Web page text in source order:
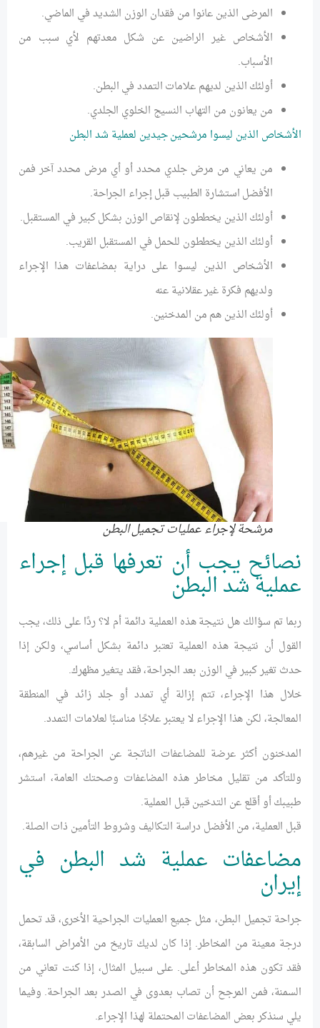
المرضى الذين عانوا من فقدان الوزن الشديد في الماضي.
الأشخاص غير الراضين عن شكل معدتهم لأي سبب من
الأسباب.
أولئك الذين لديهم علامات التمدد في البطن.
من يعانون من التهاب النسيج الخلوي الجلدي.
الأشخاص الذين ليسوا مرشحين جيدين لعملية شد البطن
من يعاني من مرض جلدي محدد أو أي مرض محدد آخر فمن
الأفضل استشارة الطبيب قبل إجراء الجراحة.
أولئك الذين يخططون لإنقاص الوزن بشكل كبير في المستقبل.
أولئك الذين يخططون للحمل في المستقبل القريب.
الأشخاص الذين ليسوا على دراية بمضاعفات هذا الإجراء
ولديهم فكرة غير عقلانية عنه
أولئك الذين هم من المدخنين.
مرشحة لإجراء عمليات تجميل البطن
نصائح يجب أن تعرفها قبل إجراء
عملية شد البطن
ربما تم سؤالك هل نتيجة هذه العملية دائمة أم لا؟ ردًا على ذلك، يجب
القول أن نتيجة هذه العملية تعتبر دائمة بشكل أساسي، ولكن إذا
حدث تغير كبير في الوزن بعد الجراحة، فقد يتغير مظهرك.
خلال هذا الإجراء، تتم إزالة أي تمدد أو جلد زائد في المنطقة
المعالجة، لكن هذا الإجراء لا يعتبر علاجًا مناسبًا لعلامات التمدد.
المدخنون أكثر عرضة للمضاعفات الناتجة عن الجراحة من غيرهم،
وللتأكد من تقليل مخاطر هذه المضاعفات وصحتك العامة، استشر
طبيبك أو أقلع عن التدخين قبل العملية.
قبل العملية، من الأفضل دراسة التكاليف وشروط التأمين ذات الصلة.
مضاعفات عملية شد البطن في
إيران
جراحة تجميل البطن، مثل جميع العمليات الجراحية الأخرى، قد تحمل
درجة معينة من المخاطر. إذا كان لديك تاريخ من الأمراض السابقة،
فقد تكون هذه المخاطر أعلى. على سبيل المثال، إذا كنت تعاني من
السمنة، فمن المرجح أن تصاب بعدوى في الصدر بعد الجراحة. وفيما
يلي سنذكر بعض المضاعفات المحتملة لهذا الإجراء.